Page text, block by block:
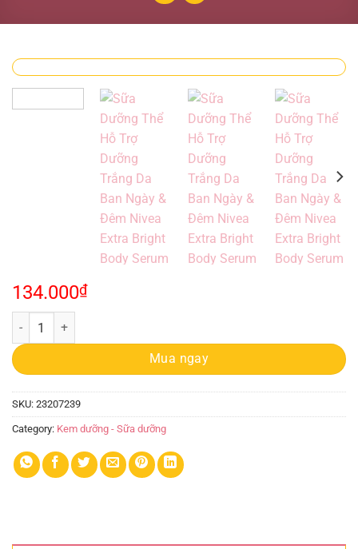
134.000₫
Sữa Dưỡng Thể Hỗ Trợ Dưỡng Trắng Da Ban Ngày & Đêm Nivea
Mua ngay
SKU: 23207239
Category: Kem dưỡng - Sữa dưỡng